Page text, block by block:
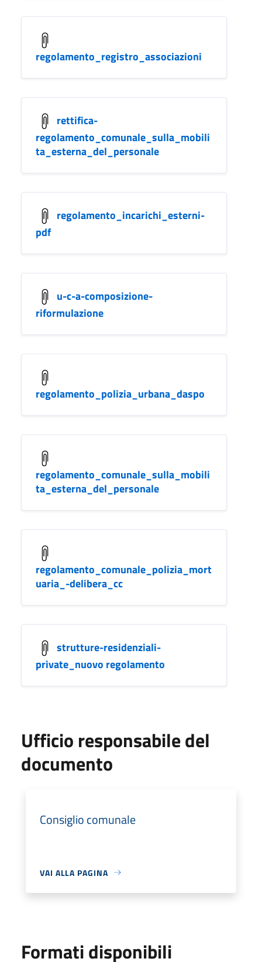
regolamento_registro_associazioni
rettifica-
regolamento_comunale_sulla_mobili
ta_esterna_del_personale
regolamento_incarichi_esterni-
pdf
u-c-a-composizione-
riformulazione
regolamento_polizia_urbana_daspo
regolamento_comunale_sulla_mobili
ta_esterna_del_personale
regolamento_comunale_polizia_mort
uaria_-delibera_cc
strutture-residenziali-
private_nuovo regolamento
Ufficio responsabile del
documento
Consiglio comunale
VAI ALLA PAGINA
Formati disponibili